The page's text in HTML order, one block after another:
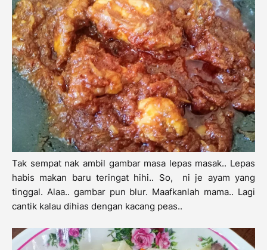
Tak sempat nak ambil gambar masa lepas masak.. Lepas
habis makan baru teringat hihi.. So, ni je ayam yang
tinggal. Alaa.. gambar pun blur. Maafkanlah mama.. Lagi
cantik kalau dihias dengan kacang peas..